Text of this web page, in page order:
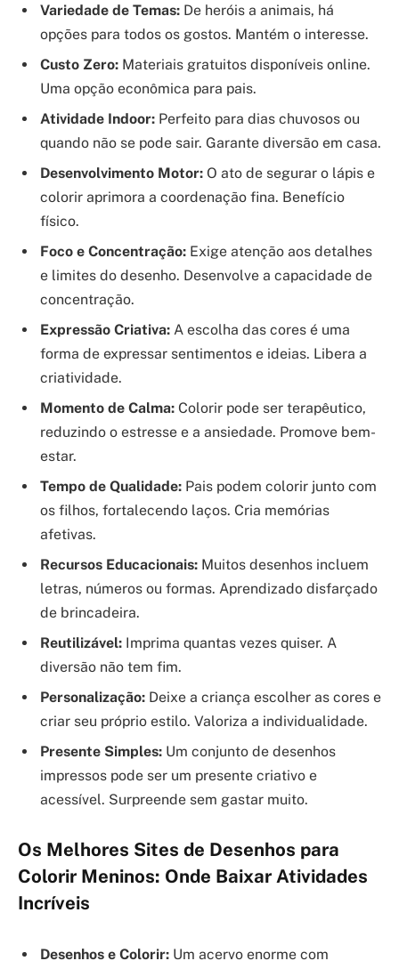
Variedade de Temas: De heróis a animais, há
opções para todos os gostos. Mantém o interesse.
Custo Zero: Materiais gratuitos disponíveis online.
Uma opção econômica para pais.
Atividade Indoor: Perfeito para dias chuvosos ou
quando não se pode sair. Garante diversão em casa.
Desenvolvimento Motor: O ato de segurar o lápis e
colorir aprimora a coordenação fina. Benefício
físico.
Foco e Concentração: Exige atenção aos detalhes
e limites do desenho. Desenvolve a capacidade de
concentração.
Expressão Criativa: A escolha das cores é uma
forma de expressar sentimentos e ideias. Libera a
criatividade.
Momento de Calma: Colorir pode ser terapêutico,
reduzindo o estresse e a ansiedade. Promove bem-
estar.
Tempo de Qualidade: Pais podem colorir junto com
os filhos, fortalecendo laços. Cria memórias
afetivas.
Recursos Educacionais: Muitos desenhos incluem
letras, números ou formas. Aprendizado disfarçado
de brincadeira.
Reutilizável: Imprima quantas vezes quiser. A
diversão não tem fim.
Personalização: Deixe a criança escolher as cores e
criar seu próprio estilo. Valoriza a individualidade.
Presente Simples: Um conjunto de desenhos
impressos pode ser um presente criativo e
acessível. Surpreende sem gastar muito.
Os Melhores Sites de Desenhos para
Colorir Meninos: Onde Baixar Atividades
Incríveis
Desenhos e Colorir: Um acervo enorme com